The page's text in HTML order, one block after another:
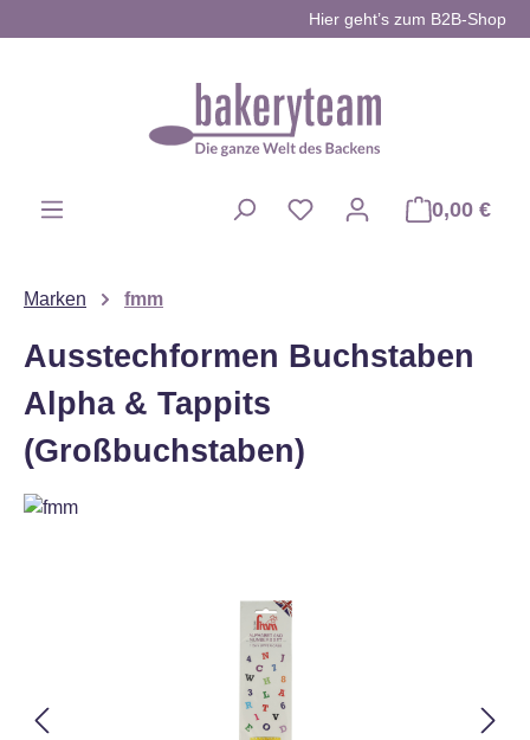
Hier geht’s zum B2B-Shop
0,00 €
Marken fmm
Ausstechformen Buchstaben
Alpha & Tappits
(Großbuchstaben)